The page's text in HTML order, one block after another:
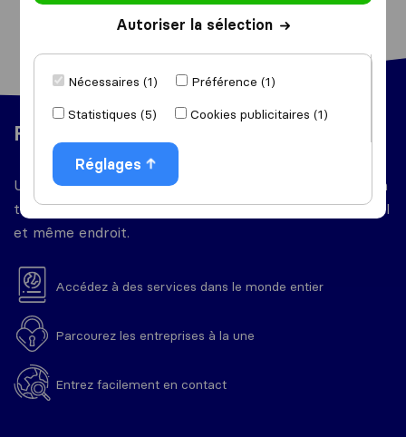
Facile à utiliser
Un vase répertoire de services dont vous aurez besoin
tout au long de votre déménagement, réunis en un seul
et même endroit.
Accédez à des services dans le monde entier
Parcourez les entreprises à la une
Entrez facilement en contact
Autoriser la sélection
Nécessaires (1)
Préférence (1)
Statistiques (5)
Cookies publicitaires (1)
Réglages